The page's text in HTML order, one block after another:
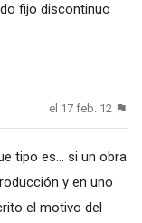
fijo discontinuo
el 17 feb. 12
tipo es... si un obra
y en uno
el motivo del